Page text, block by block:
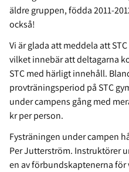
äldre gruppen, födda 2011-
också!
Vi är glada att meddela att
vilket innebär att deltagarna
STC med härligt innehåll.
provträningsperiod på STC
under campens gång med
kr per person.
Fysträningen under campen
Per Jutterström. Instruktörer
en av förbundskaptenerna för